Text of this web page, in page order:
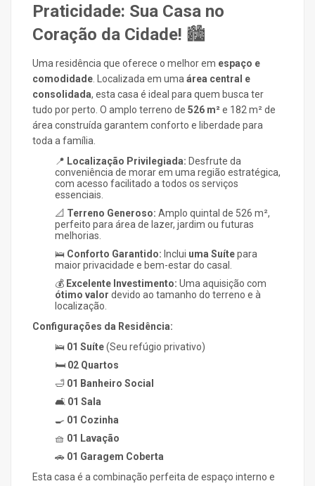
Praticidade: Sua Casa no
Coração da Cidade! 🏙️
Uma residência que oferece o melhor em espaço e
comodidade . Localizada em uma área central e
consolidada, esta casa é ideal para quem busca ter
tudo por perto. O amplo terreno de 526 m²e 182 m²de
área construída garantem conforto e liberdade para
toda a família.
📍 Localização Privilegiada: Desfrute da
conveniência de morar em uma região estratégica,
com acesso facilitado a todos os serviços
essenciais.
📐 Terreno Generoso: Amplo quintal de 526 m²,
perfeito para área de lazer, jardim ou futuras
melhorias.
🛌 Conforto Garantido: Inclui uma Suítepara
maior privacidade e bem-estar do casal.
💰 Excelente Investimento: Uma aquisição com
ótimo valor devido ao tamanho do terreno e à
localização.
Configurações da Residência:
🛌 01 Suíte(Seu refúgio privativo)
🛏️ 02 Quartos
🛁 01 Banheiro Social
🛋️ 01 Sala
🍳 01 Cozinha
🧺 01 Lavação
🚗 01 Garagem Coberta
Esta casa é a combinação perfeita de espaço interno e